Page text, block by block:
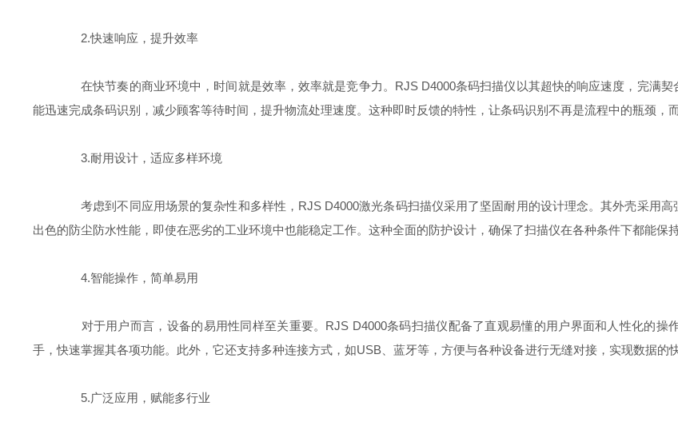
2.快速响应，提升效率
在快节奏的商业环境中，时间就是效率，效率就是竞争力。RJS D4000条码扫描仪以其超快的响应速度，完满
能迅速完成条码识别，减少顾客等待时间，提升物流处理速度。这种即时反馈的特性，让条码识别不再是流程中的瓶颈，
3.耐用设计，适应多样环境
考虑到不同应用场景的复杂性和多样性，RJS D4000激光条码扫描仪采用了坚固耐用的设计理念。其外壳采用高
出色的防尘防水性能，即使在恶劣的工业环境中也能稳定工作。这种全面的防护设计，确保了扫描仪在各种条件下都能保
4.智能操作，简单易用
对于用户而言，设备的易用性同样至关重要。RJS D4000条码扫描仪配备了直观易懂的用户界面和人性化的操
手，快速掌握其各项功能。此外，它还支持多种连接方式，如USB、蓝牙等，方便与各种设备进行无缝对接，实现数据的
5.广泛应用，赋能多行业